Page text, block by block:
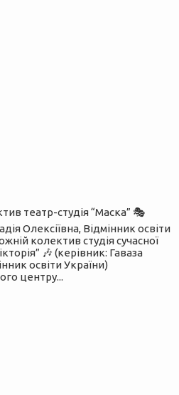
театр-студія “Маска” 🎭
Олексіївна, Відмінник освіти
колектив студія сучасної
🎶 (керівник: Гаваза
освіти України)
центру...